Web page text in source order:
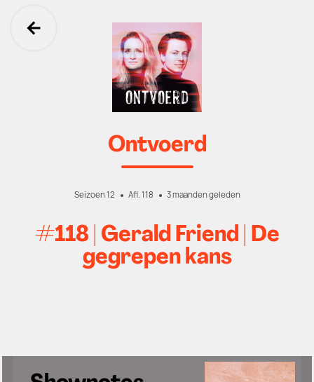
Ga terug
Ontvoerd
Seizoen 12 Afl. 118 3 maanden geleden
#118 | Gerald Friend | De
gegrepen kans